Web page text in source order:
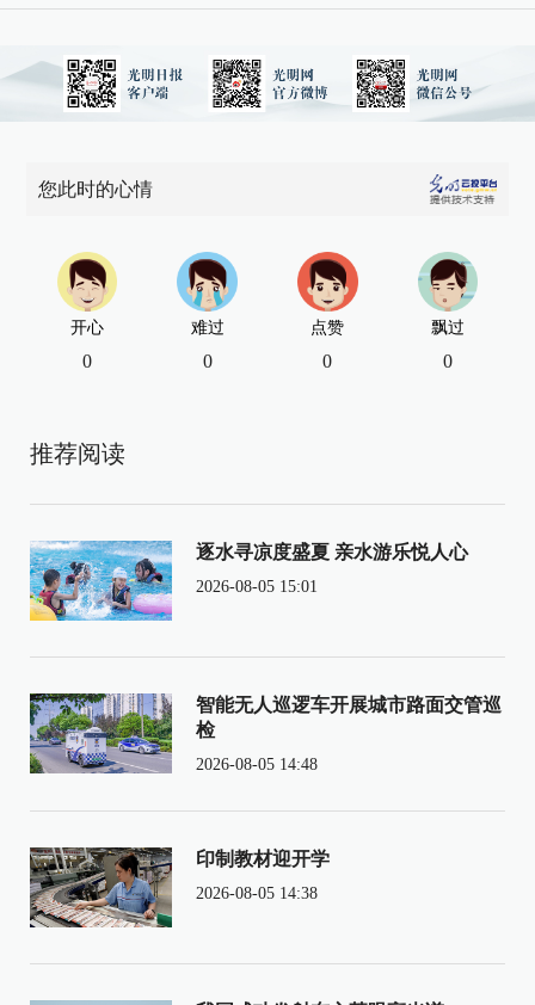
您此时的心情
开心
0
难过
0
点赞
0
飘过
0
推荐阅读
逐水寻凉度盛夏 亲水游乐悦人心
2026-08-05 15:01
智能无人巡逻车开展城市路面交管巡
检
2026-08-05 14:48
印制教材迎开学
2026-08-05 14:38